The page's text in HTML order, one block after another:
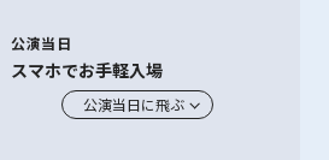
公演当日
スマホでお手軽入場
公演当日に飛ぶ